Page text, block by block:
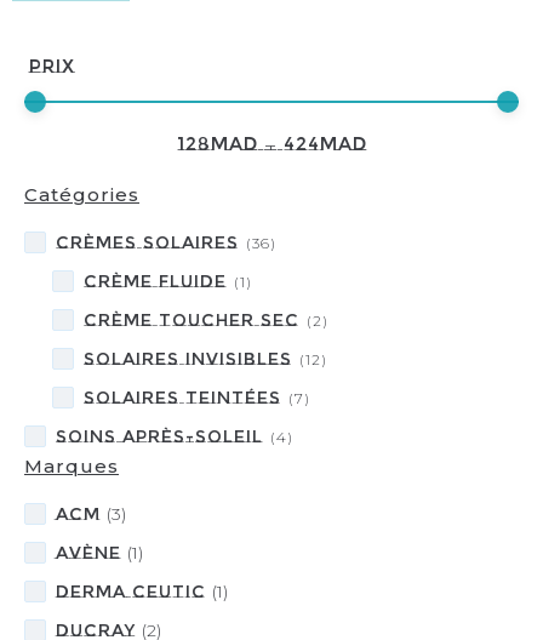
Prix
128MAD—424MAD
Catégories
Crèmes Solaires (36)
Crème fluide (1 )
Crème toucher sec (2 )
Solaires invisibles (12 )
Solaires teintées (7)
Soins Après-soleil (4)
Marques
ACM (3)
Avène (1)
DERMA CEUTIC (1)
DUCRAY (2)